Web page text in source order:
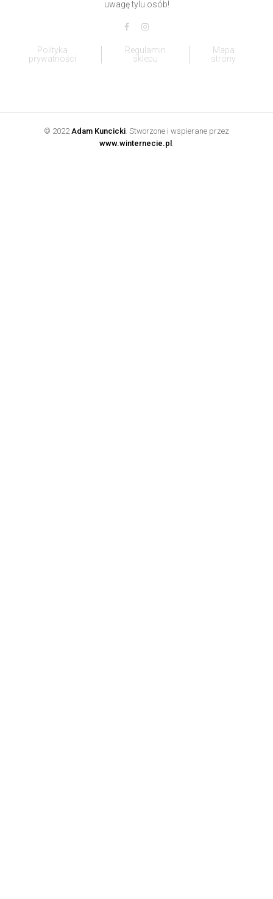
uwagę tylu osób!
Polityka
prywatności
Regulamin
sklepu
Mapa
strony
© 2022 Adam Kuncicki . Stworzone i wspierane przez
www.winternecie.pl